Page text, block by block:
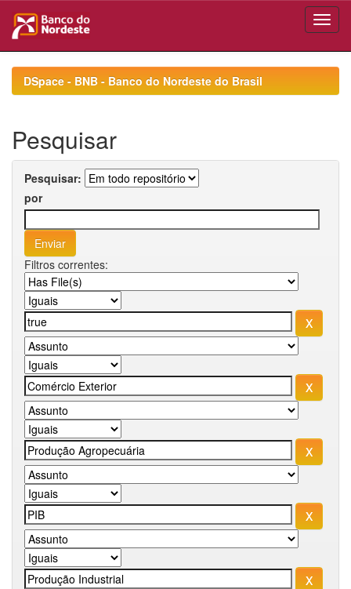
navigationDSpace - BNB - Banco do Nordeste do Brasil
Pesquisar
Pesquisar:
por
Filtros correntes: